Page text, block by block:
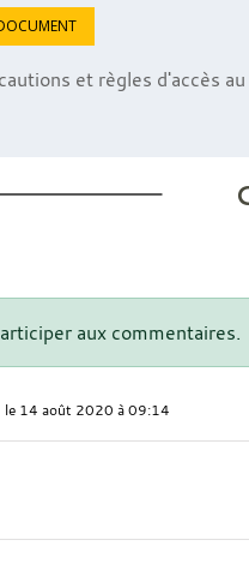
et règles d'accès
aux commentaires.
le 14 août 2020 à 09:14